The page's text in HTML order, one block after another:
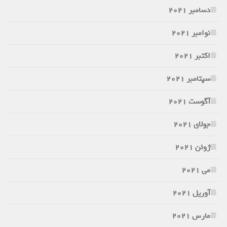
دسامبر 2021
نوامبر 2021
اکتبر 2021
سپتامبر 2021
آگوست 2021
جولای 2021
ژوئن 2021
می 2021
آوریل 2021
مارس 2021